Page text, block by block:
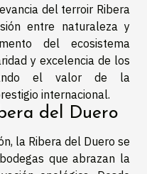
del terroir Ribera
entre naturaleza y
del ecosistema
y excelencia de los
el valor de la
internacional.
del Duero
la Ribera del Duero se
que abrazan la